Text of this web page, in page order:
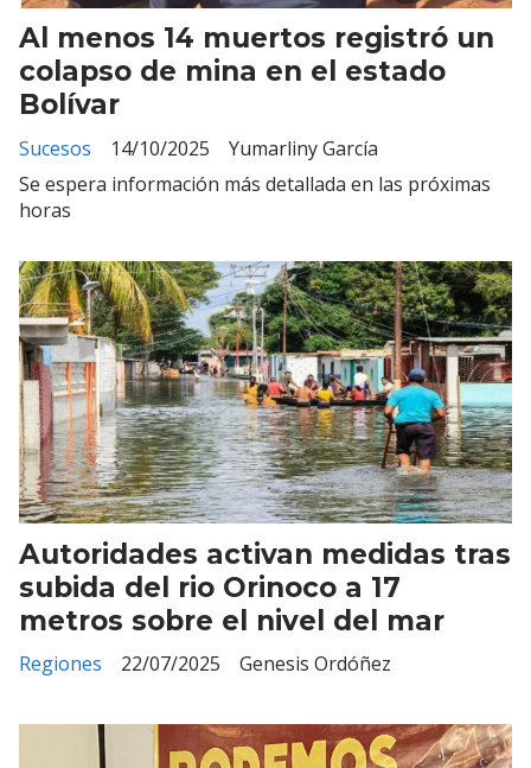
Al menos 14 muertos registró un
colapso de mina en el estado
Bolívar
Yumarliny García
Sucesos
14/10/2025
Se espera información más detallada en las próximas
horas
Autoridades activan medidas tras
subida del rio Orinoco a 17
metros sobre el nivel del mar
Genesis Ordóñez
Regiones 22/07/2025